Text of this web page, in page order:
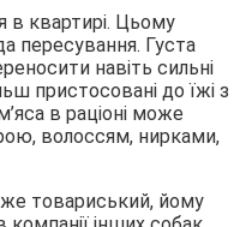
в квартирі. Цьому
пересування. Густа
навіть сильні
пристосовані до їжі з
в раціоні може
волоссям, нирками,
товариський, йому